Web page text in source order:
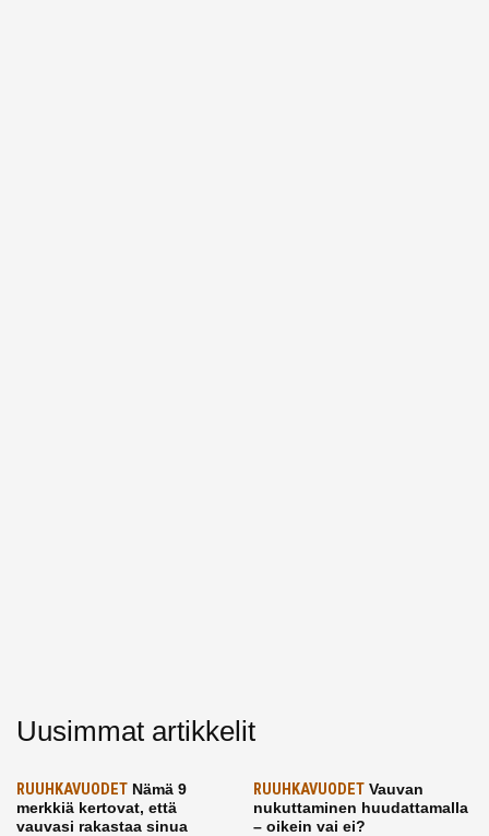
Uusimmat artikkelit
RUUHKAVUODET Nämä 9
merkkiä kertovat, että
vauvasi rakastaa sinua
RUUHKAVUODETVauvan
nukuttaminen huudattamalla
– oikein vai ei?